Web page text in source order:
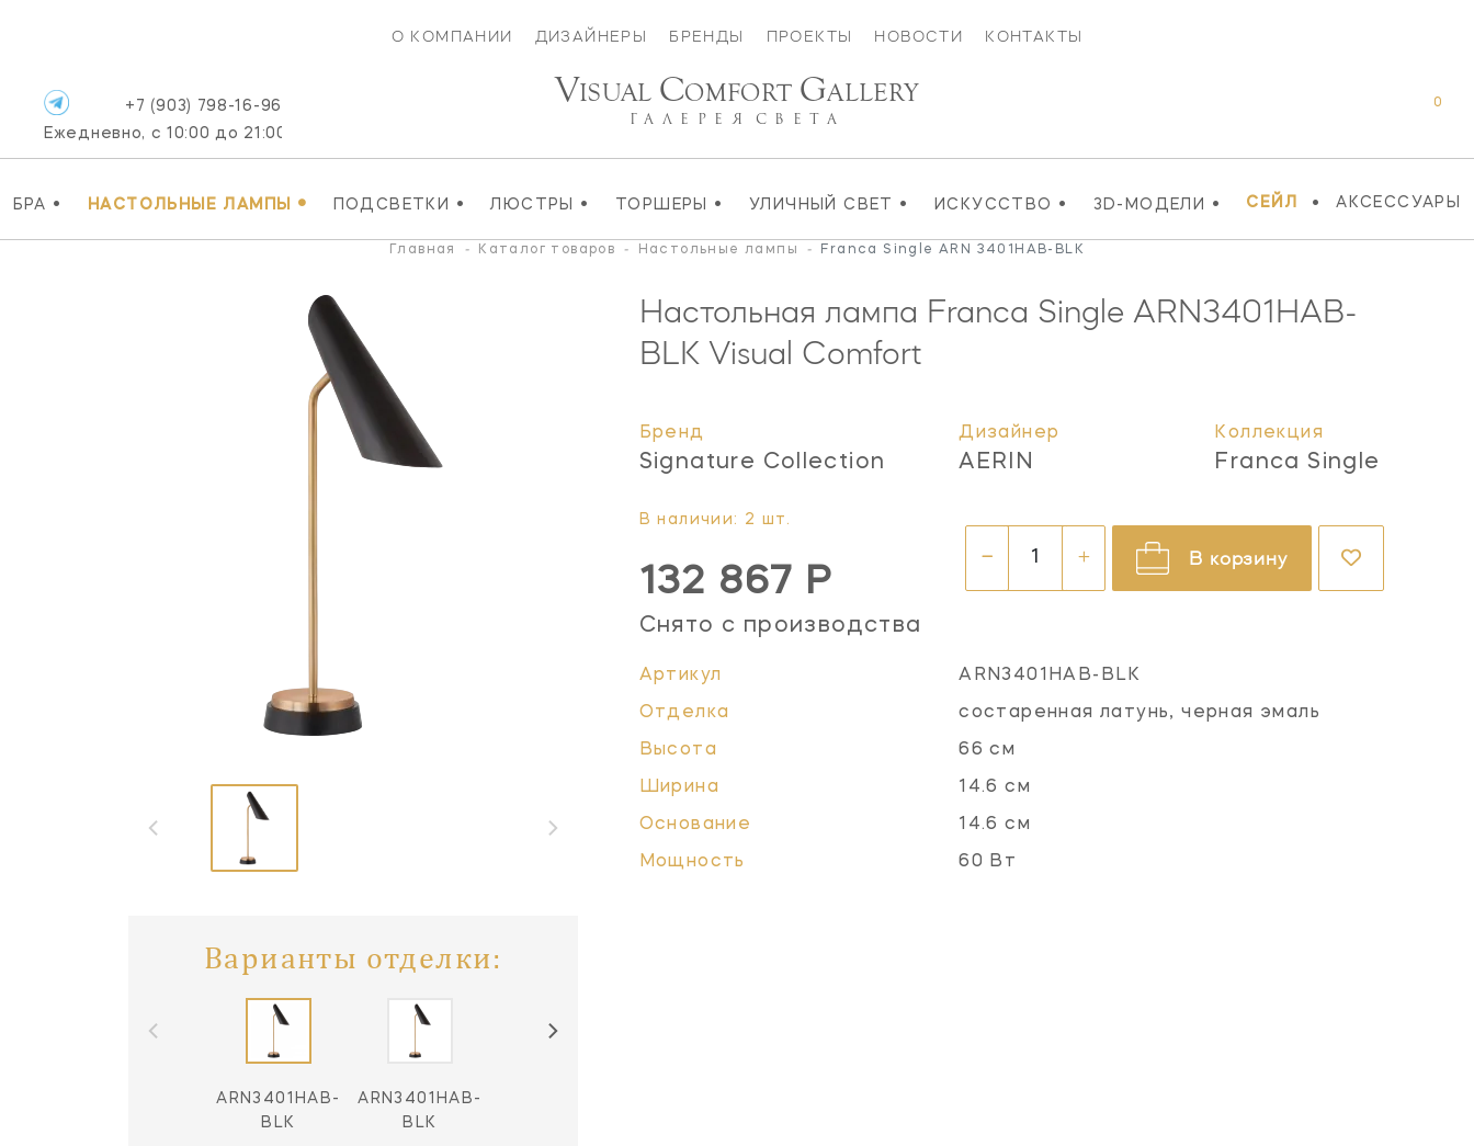
О КОМПАНИИ ДИЗАЙНЕРЫ БРЕНДЫ ПРОЕКТЫ НОВОСТИ КОНТАКТЫ
БРА • НАСТОЛЬНЫЕ ЛАМПЫ • ПОДСВЕТКИ • ЛЮСТРЫ • ТОРШЕРЫ • УЛИЧНЫЙ СВЕТ • ИСКУССТВО • 3D-МОДЕЛИ • СЕЙЛ • АКСЕССУАРЫ
+7 (903) 798-16-96
Ежедневно, с 10:00 до 21:00
0
VISUAL COMFORT GALLERY
ГАЛЕРЕЯ СВЕТА
Главная - Каталог товаров - Настольные лампы - Franca Single ARN 3401HAB-BLK
Варианты отделки:
ARN3401HAB-
BLK
ARN3401HAB-
BLK
Настольная лампа Franca Single ARN3401HAB-
BLK Visual Comfort
Бренд
Signature Collection
Дизайнер
AERIN
Коллекция
Franca Single
В наличии: 2 шт.
132 867 Р
Снято с производства
В корзину
Артикул ARN3401HAB-BLK
Отделка состаренная латунь, черная эмаль
Высота 66 см
Ширина 14.6 см
Основание 14.6 см
Мощность 60 Вт